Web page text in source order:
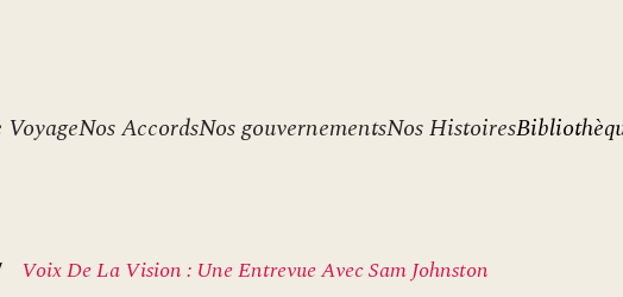
Nos AccordsNos gouvernementsNos Histoires
Voix De La Vision : Une Entrevue Avec Sam Johnston